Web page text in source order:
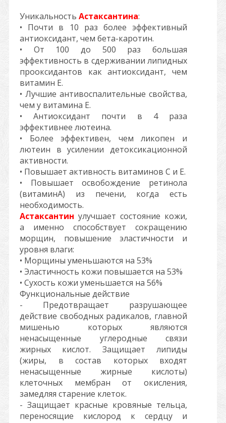
Уникальность Астаксантина:
• Почти в 10 раз более эффективный
антиоксидант, чем бета-каротин.
• От 100 до 500 раз большая
эффективность в сдерживании липидных
прооксидантов как антиоксидант, чем
витамин Е.
• Лучшие антивоспалительные свойства,
чем у витамина Е.
• Антиоксидант почти в 4 раза
эффективнее лютеина.
• Более эффективен, чем ликопен и
лютеин в усилении детоксикационной
активности.
• Повышает активность витаминов С и Е.
• Повышает освобождение ретинола
(витаминА) из печени, когда есть
необходимость.
Астаксантин улучшает состояние кожи,
а именно способствует сокращению
морщин, повышение эластичности и
уровня влаги:
• Морщины уменьшаются на 53%
• Эластичность кожи повышается на 53%
• Сухость кожи уменьшается на 56%
Функциональные действие
- Предотвращает разрушающее
действие свободных радикалов, главной
мишенью которых являются
ненасыщенные углеродные связи
жирных кислот. Защищает липиды
(жиры, в состав которых входят
ненасыщенные жирные кислоты)
клеточных мембран от окисления,
замедляя старение клеток.
- Защищает красные кровяные тельца,
переносящие кислород к сердцу и